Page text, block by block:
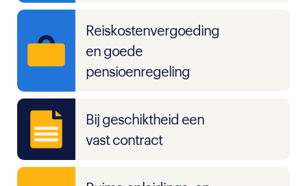
Reiskostenvergoeding
en goede
pensioenregeling
Bij geschiktheid een
vast contract